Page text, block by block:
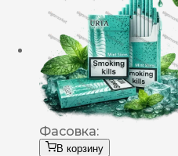
Фасовка:
В корзину